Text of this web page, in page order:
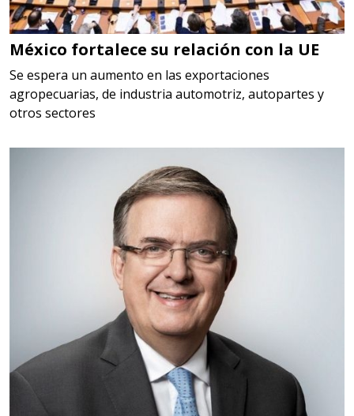
Especificaciones:
cualquiera
Aplicar al Requerimiento
Empresa en Querétaro
Requiere:
HERRAMIENTAS DE CORTE
Especificaciones:
HSS, CON RECUBRIMIENTO,
CARBURO, RIMAS, ENDMILLS,
BROCAS, LIMAS, ETC
Aplicar al Requerimiento
Empresa en Querétaro
HERRAMIENTAS DE TORQUE
México fortalece su relación con la UE
Se espera un aumento en las exportaciones
agropecuarias, de industria automotriz, autopartes y
otros sectores